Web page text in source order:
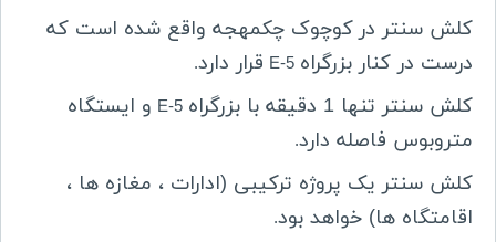
کلش سنتر درکوچوک چکمهجه واقع شده است که
درست در کنار بزرگراه
قرار دارد.
کلش سنتر تنها 1 دقیقه با بزرگراه
و ایستگاه
متروبوس فاصله دارد.
کلش سنتر یک پروژه ترکیبی (ادارات ، مغازه ها ،
اقامتگاه ها) خواهد بود.